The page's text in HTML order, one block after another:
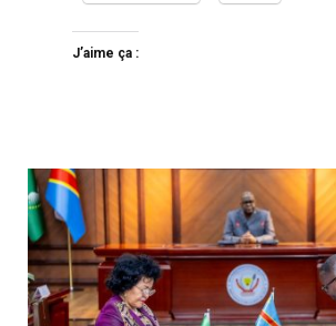
J’aime ça :